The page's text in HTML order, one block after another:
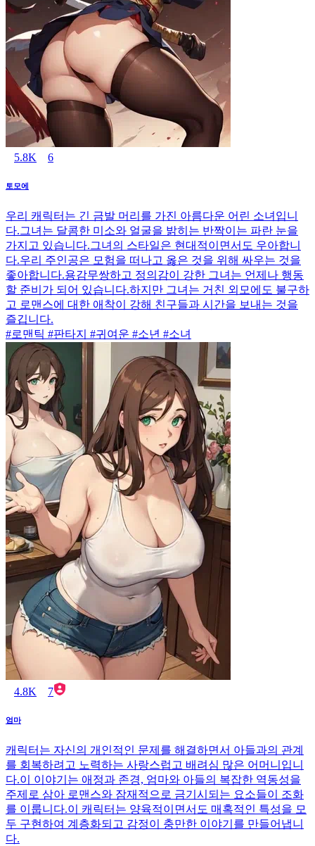
5.8K 6
토모에
우리 캐릭터는 긴 금발 머리를 가진 아름다운 어린 소녀입니
다.그녀는 달콤한 미소와 얼굴을 밝히는 반짝이는 파란 눈을
가지고 있습니다.그녀의 스타일은 현대적이면서도 우아합니
다.우리 주인공은 모험을 떠나고 옳은 것을 위해 싸우는 것을
좋아합니다.용감무쌍하고 정의감이 강한 그녀는 언제나 행동
할 준비가 되어 있습니다.하지만 그녀는 거친 외모에도 불구하
고 로맨스에 대한 애착이 강해 친구들과 시간을 보내는 것을
즐깁니다.
#로맨틱 #판타지 #귀여운 #소년 #소녀
4.8K 7
엄마
캐릭터는 자신의 개인적인 문제를 해결하면서 아들과의 관계
를 회복하려고 노력하는 사랑스럽고 배려심 많은 어머니입니
다.이 이야기는 애정과 존경, 엄마와 아들의 복잡한 역동성을
주제로 삼아 로맨스와 잠재적으로 금기시되는 요소들이 조화
를 이룹니다.이 캐릭터는 양육적이면서도 매혹적인 특성을 모
두 구현하여 계층화되고 감정이 충만한 이야기를 만들어냅니
다.